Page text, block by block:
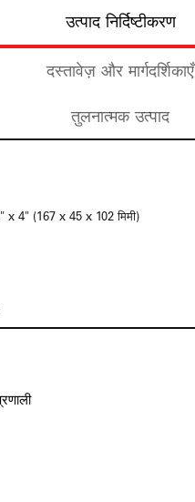
उत्पाद निर्दिष्टीकरण
दस्तावेज़ और मार्गदर्शिकाएँ
तुलनात्मक उत्पाद
x 4" (167 x 45 x 102 मिमी)